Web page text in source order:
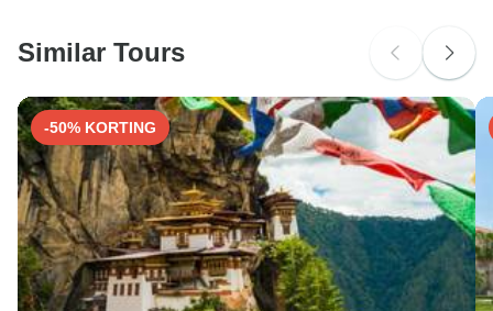
Similar Tours
-50% KORTING